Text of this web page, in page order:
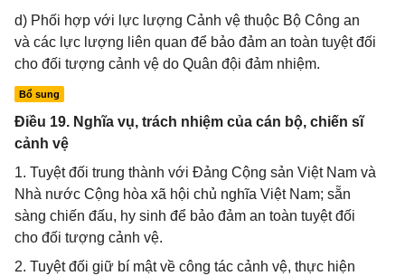
d) Phối hợp với lực lượng Cảnh vệ thuộc Bộ Công an
và các lực lượng liên quan để bảo đảm an toàn tuyệt đối
cho đối tượng cảnh vệ do Quân đội đảm nhiệm.
Bổ sung
Điều 19. Nghĩa vụ, trách nhiệm của cán bộ, chiến sĩ
cảnh vệ
1. Tuyệt đối trung thành với Đảng Cộng sản Việt Nam và
Nhà nước Cộng hòa xã hội chủ nghĩa Việt Nam; sẵn
sàng chiến đấu, hy sinh để bảo đảm an toàn tuyệt đối
cho đối tượng cảnh vệ.
2. Tuyệt đối giữ bí mật về công tác cảnh vệ, thực hiện